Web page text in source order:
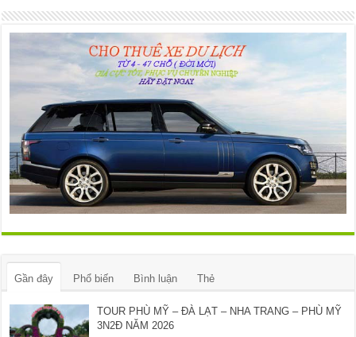
Gần đây Phổ biến Bình luận Thẻ
TOUR PHÙ MỸ – ĐÀ LẠT – NHA TRANG – PHÙ MỸ
3N2Đ NĂM 2026